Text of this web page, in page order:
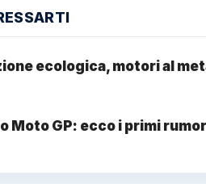
ecologica, motori al
Moto GP: ecco i primi